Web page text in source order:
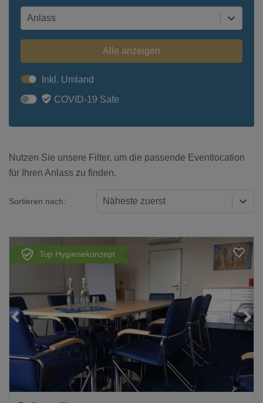
Anlass
Alle anzeigen
Inkl. Umland
COVID-19 Safe
Nutzen Sie unsere Filter, um die passende Eventlocation
für Ihren Anlass zu finden.
Sortieren nach: Näheste zuerst
Top Hygienekonzept
Loading...